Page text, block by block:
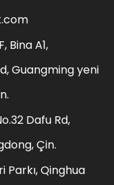
Bina A1,
Guangming yeni
Dafu Rd,
Çin.
Parkı, Qinghua